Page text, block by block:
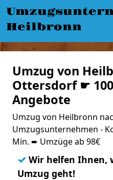
Heilbronn
Umzug von
Ottersdorf ☛
Angebote
Umzug von Heilbronn
Umzugsunternehmen -
Min. ➨ Umzüge ab 98€
✓ Wir helfen Ihnen,
Umzug geht!